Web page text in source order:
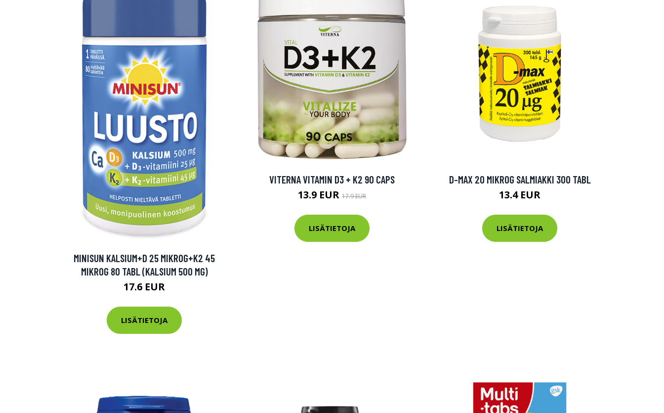
MINISUN KALSIUM+D 25 MIKROG+K2 45
MIKROG 80 TABL (KALSIUM 500 MG)
17.6 EUR
LISÄTIETOJA
VITERNA VITAMIN D3 + K2 90 CAPS
13.9 EUR 17.9 EUR
LISÄTIETOJA
D-MAX 20 MIKROG SALMIAKKI 300 TABL
13.4 EUR
LISÄTIETOJA